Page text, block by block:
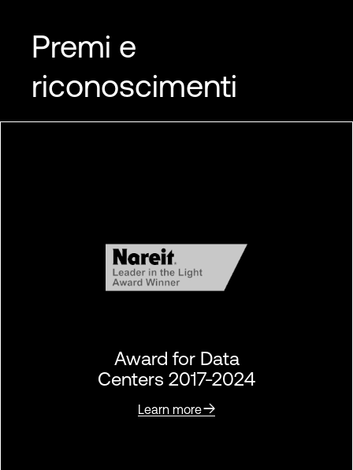
Premi e
riconoscimenti
Award for Data
Centers 2017-2024
Learn more